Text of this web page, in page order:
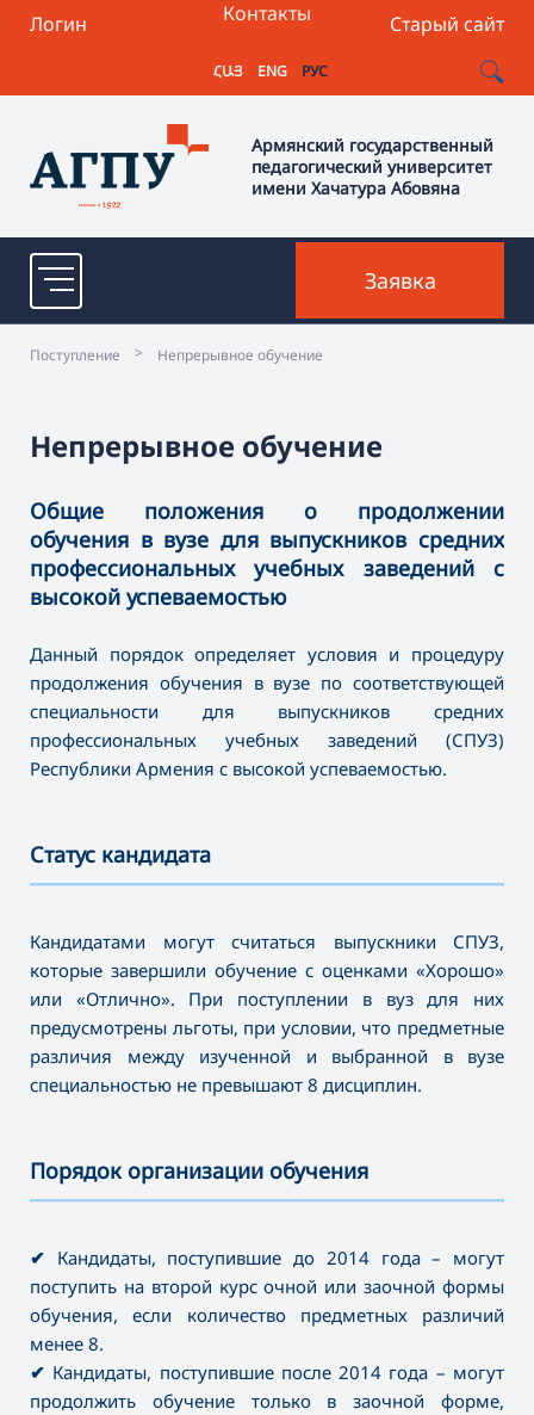
Логин Старый сайт
Контакты
ՀԱՅ ENG РУС
Армянский государственный
педагогический университет
имени Хачатура Абовяна
Заявка
Поступление > Непрерывное обучение
Непрерывное обучение
Общие положения о продолжении
обучения в вузе для выпускников средних
профессиональных учебных заведений с
высокой успеваемостью
Данный порядок определяет условия и процедуру
продолжения обучения в вузе по соответствующей
специальности для выпускников средних
профессиональных учебных заведений (СПУЗ)
Республики Армения с высокой успеваемостью.
Статус кандидата
Кандидатами могут считаться выпускники СПУЗ,
которые завершили обучение с оценками «Хорошо»
или «Отлично». При поступлении в вуз для них
предусмотрены льготы, при условии, что предметные
различия между изученной и выбранной в вузе
специальностью не превышают 8 дисциплин.
Порядок организации обучения
✔ Кандидаты, поступившие до 2014 года – могут
поступить на второй курс очной или заочной формы
обучения, если количество предметных различий
менее 8.
✔ Кандидаты, поступившие после 2014 года – могут
продолжить обучение только в заочной форме,